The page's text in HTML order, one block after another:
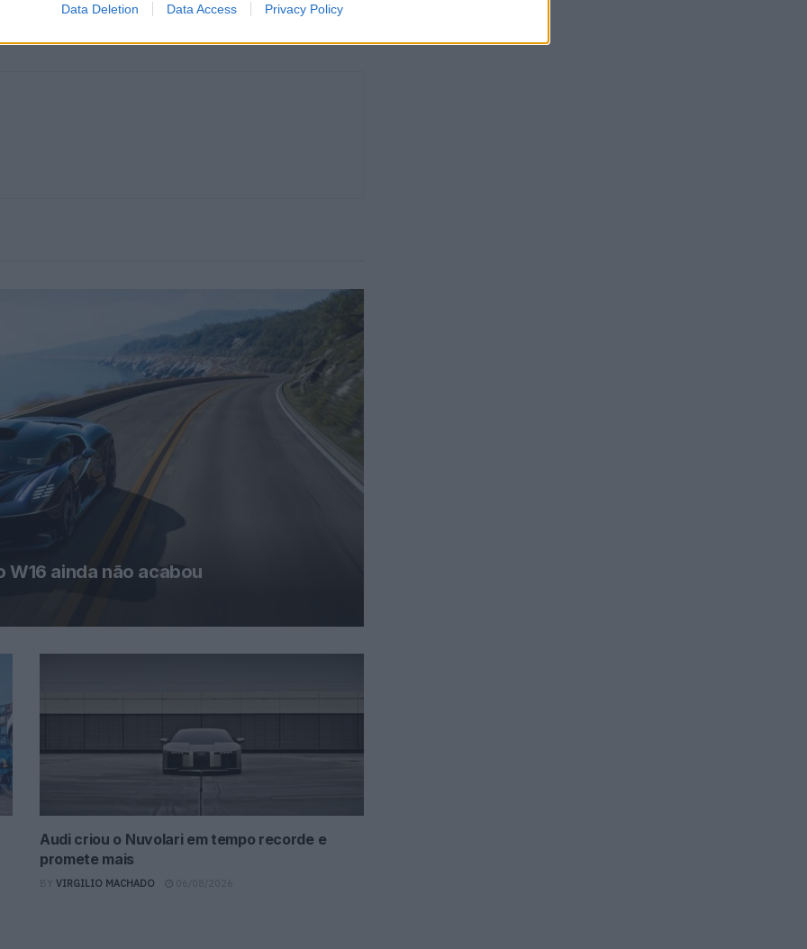
Data Deletion Data Access Privacy Policy
ainda não acabou
Audi criou o Nuvolari em tempo recorde e
promete mais
BY VIRGILIO MACHADO